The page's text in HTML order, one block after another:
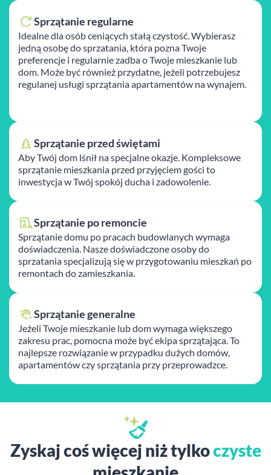
Sprzątanie regularne
Idealne dla osób ceniących stałą czystość. Wybierasz
jedną osobę do sprzatania, która pozna Twoje
preferencje i regularnie zadba o Twoje mieszkanie lub
dom. Może być również przydatne, jeżeli potrzebujesz
regulanej usługi sprzątania apartamentów na wynajem.
Sprzątanie przed świętami
Aby Twój dom lśnił na specjalne okazje. Kompleksowe
sprzątanie mieszkania przed przyjęciem gości to
inwestycja w Twój spokój ducha i zadowolenie.
Sprzątanie po remoncie
Sprzątanie domu po pracach budowlanych wymaga
doświadczenia. Nasze doświadczone osoby do
sprzatania specjalizują się w przygotowaniu mieszkań po
remontach do zamieszkania.
Sprzątanie generalne
Jeżeli Twoje mieszkanie lub dom wymaga większego
zakresu prac, pomocna może być ekipa sprzątająca. To
najlepsze rozwiązanie w przypadku dużych domów,
apartamentów czy sprzątania przy przeprowadzce.
Zyskaj coś więcej niż tylkoczyste